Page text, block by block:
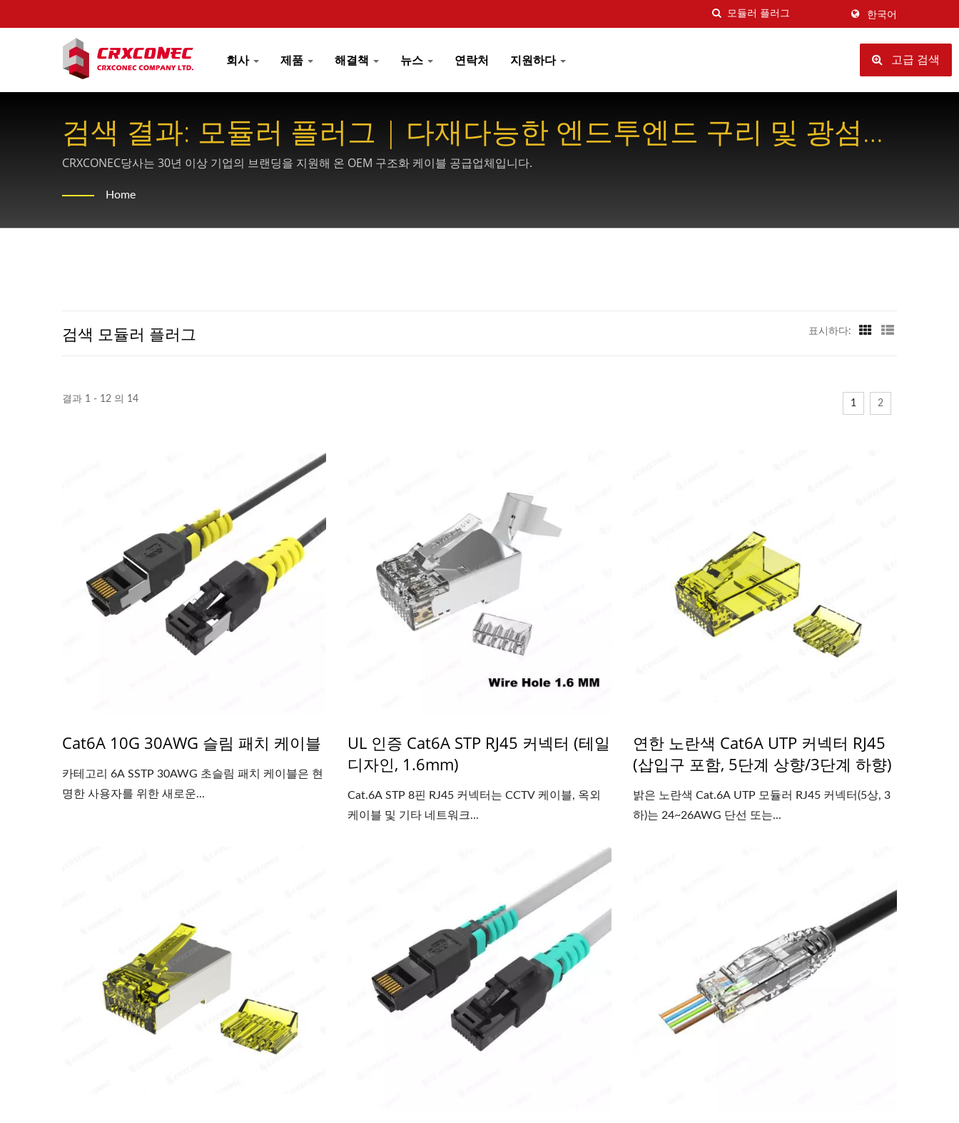
한국어
회사 제품 해결책 뉴스 연락처 지원하다 고급 검색
검색 결과: 모듈러 플러그 | 다재다능한 엔드투엔드 구리 및 광섬유
솔루션 제공업체 -CRXCONEC
CRXCONEC당사는 30년 이상 기업의 브랜딩을 지원해 온 OEM 구조화 케이블 공급업체입니다.
Home
검색 모듈러 플러그 표시하다:
결과 1 - 12 의 14 1 2
Cat6A 10G 30AWG 슬림 패치 케이블
카테고리 6A SSTP 30AWG 초슬림 패치 케이블은 현
명한 사용자를 위한 새로운...
UL 인증 Cat6A STP RJ45 커넥터 (테일
디자인, 1.6mm)
Cat.6A STP 8핀 RJ45 커넥터는 CCTV 케이블, 옥외
케이블 및 기타 네트워크...
연한 노란색 Cat6A UTP 커넥터 RJ45
(삽입구 포함, 5단계 상향/3단계 하향)
밝은 노란색 Cat.6A UTP 모듈러 RJ45 커넥터(5상, 3
하)는 24~26AWG 단선 또는...